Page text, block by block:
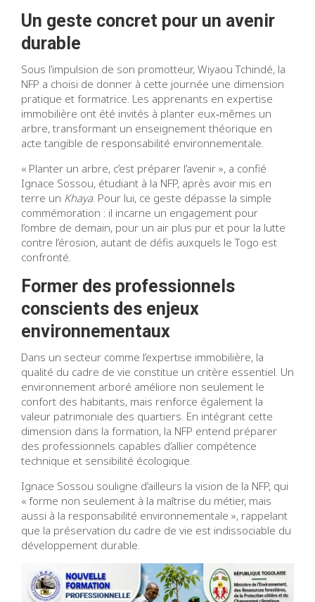
Un geste concret pour un avenir
durable
Sous l’impulsion de son promotteur, Wiyaou Tchindé, la
NFP a choisi de donner à cette journée une dimension
pratique et formatrice. Les apprenants en expertise
immobilière ont été invités à planter eux‑mêmes un
arbre, transformant un enseignement théorique en
acte tangible de responsabilité environnementale.
« Planter un arbre, c’est préparer l’avenir », a confié
Ignace Sossou, étudiant à la NFP, après avoir mis en
terre un Khaya. Pour lui, ce geste dépasse la simple
commémoration : il incarne un engagement pour
l’ombre de demain, pour un air plus pur et pour la lutte
contre l’érosion, autant de défis auxquels le Togo est
confronté.
Former des professionnels
conscients des enjeux
environnementaux
Dans un secteur comme l’expertise immobilière, la
qualité du cadre de vie constitue un critère essentiel. Un
environnement arboré améliore non seulement le
confort des habitants, mais renforce également la
valeur patrimoniale des quartiers. En intégrant cette
dimension dans la formation, la NFP entend préparer
des professionnels capables d’allier compétence
technique et sensibilité écologique.
Ignace Sossou souligne d’ailleurs la vision de la NFP, qui
« forme non seulement à la maîtrise du métier, mais
aussi à la responsabilité environnementale », rappelant
que la préservation du cadre de vie est indissociable du
développement durable.